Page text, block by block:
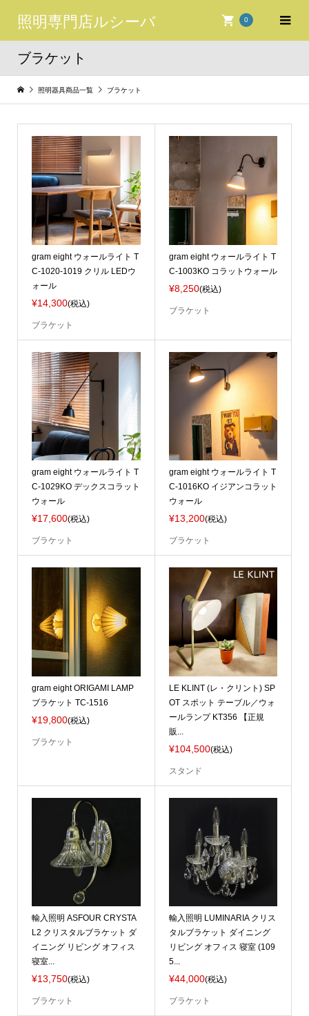
照明専門店ルシーバ 0
ブラケット
照明器具商品一覧 ブラケット
gram eight ウォールライト T
C-1020-1019 クリル LEDウ
ォール
¥14,300(税込)
ブラケット
gram eight ウォールライト T
C-1003KO コラットウォール
¥8,250(税込)
ブラケット
gram eight ウォールライト T
C-1029KO デックスコラット
ウォール
¥17,600(税込)
ブラケット
gram eight ウォールライト T
C-1016KO イジアンコラット
ウォール
¥13,200(税込)
ブラケット
gram eight ORIGAMI LAMP
ブラケット TC-1516
¥19,800(税込)
ブラケット
LE KLINT (レ・クリント) SP
OT スポット テーブル／ウォ
ールランプ KT356 【正規
販...
¥104,500(税込)
スタンド
輸入照明 ASFOUR CRYSTA
L2 クリスタルブラケット ダ
イニング リビング オフィス
寝室...
¥13,750(税込)
ブラケット
輸入照明 LUMINARIA クリス
タルブラケット ダイニング
リビング オフィス 寝室 (109
5...
¥44,000(税込)
ブラケット